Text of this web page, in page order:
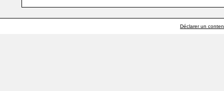
Déclarer un